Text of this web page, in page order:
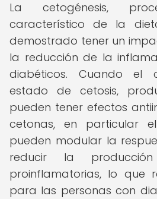
La cetogénesis,
característico de la
demostrado tener un
la reducción de la
diabéticos. Cuando el
estado de cetosis,
pueden tener efectos
cetonas, en particular
pueden modular la
reducir la
proinflamatorias, lo que
para las personas con